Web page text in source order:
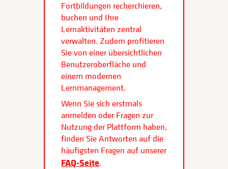
Fortbildungen recherchieren,
buchen und Ihre
Lernaktivitäten zentral
verwalten. Zudem profitieren
Sie von einer übersichtlichen
Benutzeroberfläche und
einem modernen
Lernmanagement.
Wenn Sie sich erstmals
anmelden oder Fragen zur
Nutzung der Plattform haben,
finden Sie Antworten auf die
häufigsten Fragen auf unserer
FAQ-Seite.